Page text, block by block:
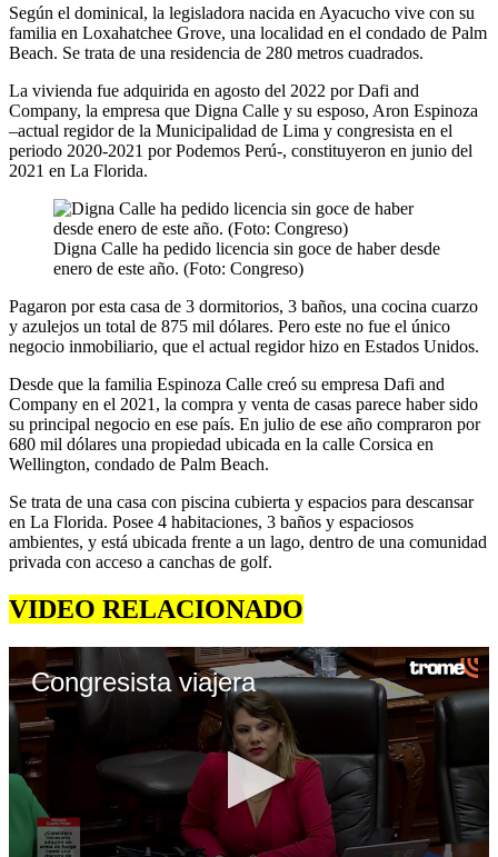
Según el dominical, la legisladora nacida en Ayacucho vive con su
familia en Loxahatchee Grove, una localidad en el condado de Palm
Beach. Se trata de una residencia de 280 metros cuadrados.
La vivienda fue adquirida en agosto del 2022 por Dafi and
Company, la empresa que Digna Calle y su esposo, Aron Espinoza
–actual regidor de la Municipalidad de Lima y congresista en el
periodo 2020-2021 por Podemos Perú-, constituyeron en junio del
2021 en La Florida.
Digna Calle ha pedido licencia sin goce de haber desde
enero de este año. (Foto: Congreso)
Pagaron por esta casa de 3 dormitorios, 3 baños, una cocina cuarzo
y azulejos un total de 875 mil dólares. Pero este no fue el único
negocio inmobiliario, que el actual regidor hizo en Estados Unidos.
Desde que la familia Espinoza Calle creó su empresa Dafi and
Company en el 2021, la compra y venta de casas parece haber sido
su principal negocio en ese país. En julio de ese año compraron por
680 mil dólares una propiedad ubicada en la calle Corsica en
Wellington, condado de Palm Beach.
Se trata de una casa con piscina cubierta y espacios para descansar
en La Florida. Posee 4 habitaciones, 3 baños y espaciosos
ambientes, y está ubicada frente a un lago, dentro de una comunidad
privada con acceso a canchas de golf.
VIDEO RELACIONADO
Congresista viajera